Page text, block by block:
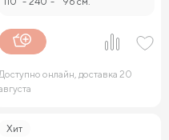
онлайн, доставка 20
Хит